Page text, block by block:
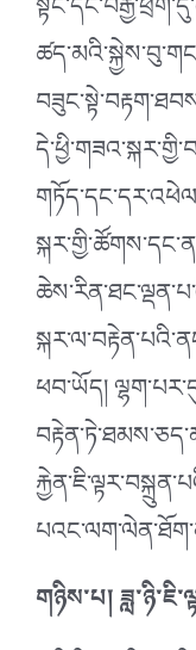
ཕབ་ཡོད།
གཉིས་པ།